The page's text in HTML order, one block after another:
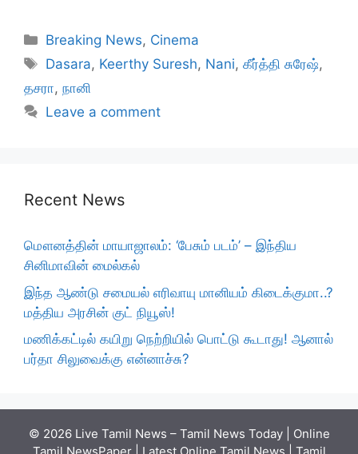
Categories
Breaking News, Cinema
Tags
Dasara, Keerthy Suresh, Nani,கீர்த்தி சுரேஷ்,
தசரா, நானி
Leave a comment
Recent News
மௌனத்தின் மாயாஜாலம்: ‘பேசும் படம்’ – இந்திய
சினிமாவின் மைல்கல்
இந்த ஆண்டு சமையல் எரிவாயு மானியம் கிடைக்குமா..?
மத்திய அரசின் குட் நியூஸ்!
மணிக்கட்டில் கயிறு நெற்றியில் பொட்டு கூடாது! ஆனால்
பர்தா சிலுவைக்கு என்னாச்சு?
© 2026 Live Tamil News – Tamil News Today | Online